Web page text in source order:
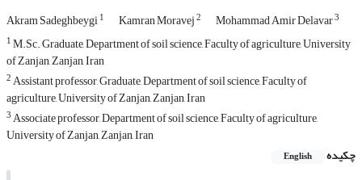
Akram Sadeghbeygi1 Kamran Moravej2 Mohammad Amir Delavar3
1M.Sc. Graduate, Department of soil science, Faculty of agriculture, University
of Zanjan, Zanjan, Iran
2Assistant professor, Graduate, Department of soil science, Faculty of
agriculture, University of Zanjan, Zanjan, Iran
3Associate professor, Department of soil science, Faculty of agriculture,
University of Zanjan, Zanjan, Iran
چکیده
English